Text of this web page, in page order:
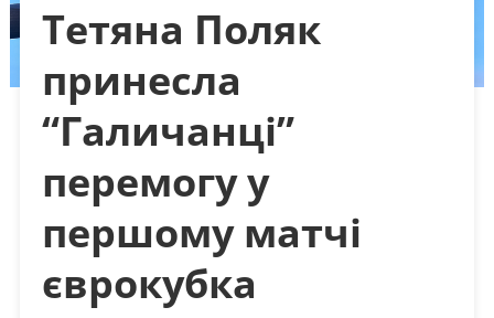
Тетяна Поляк
принесла
“Галичанці”
перемогу у
першому матчі
єврокубка